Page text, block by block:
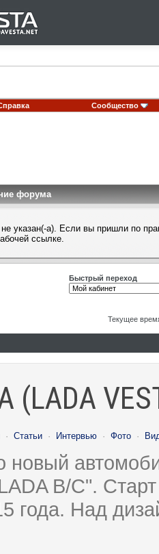
Сообщество
форума
указан(-а). Если вы пришли по
ссылке.
Быстрый переход
Текущее
· Статьи · Интервью · Фото ·
новый
B/C".
года. Над